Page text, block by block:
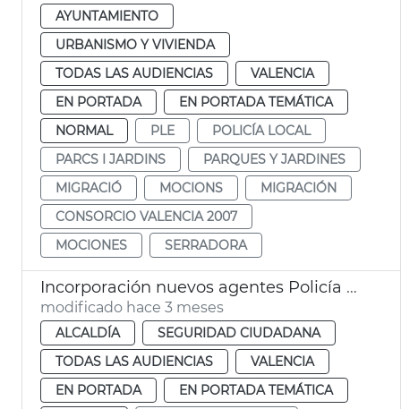
AYUNTAMIENTO
URBANISMO Y VIVIENDA
TODAS LAS AUDIENCIAS
VALENCIA
EN PORTADA
EN PORTADA TEMÁTICA
NORMAL
PLE
POLICÍA LOCAL
PARCS I JARDINS
PARQUES Y JARDINES
MIGRACIÓ
MOCIONS
MIGRACIÓN
CONSORCIO VALENCIA 2007
MOCIONES
SERRADORA
Incorporación nuevos agentes Policía Local València
modificado hace 3 meses
ALCALDÍA
SEGURIDAD CIUDADANA
TODAS LAS AUDIENCIAS
VALENCIA
EN PORTADA
EN PORTADA TEMÁTICA